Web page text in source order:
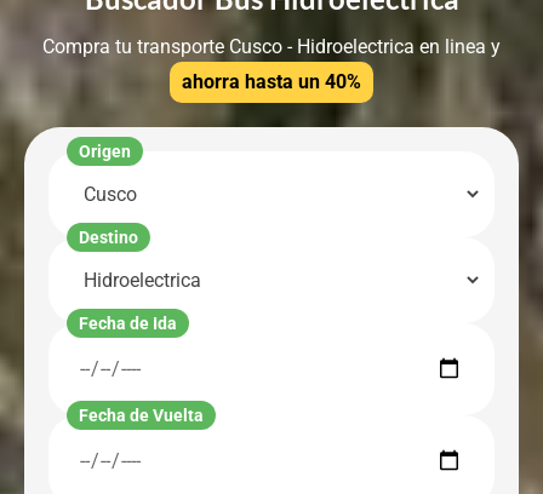
Compra tu transporte Cusco - Hidroelectrica en linea y
ahorra hasta un 40%
Origen
Destino
Fecha de Ida
Fecha de Vuelta